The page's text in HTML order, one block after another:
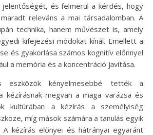
jelentőségét, és felmerül a kérdés, hogy
releváns a mai társadalomban. A
technika, hanem művészet is, amely
kifejezési módokat kínál. Emellett a
és gyakorlása számos kognitív előnnyel
a memória és a koncentráció javítása.
eszközök kényelmesebbé tették a
kézírásnak megvan a maga varázsa és
kultúrában a kézírás a személyiség
míg mások számára a tanulás egyik
A kézírás előnyei és hátrányai egyaránt